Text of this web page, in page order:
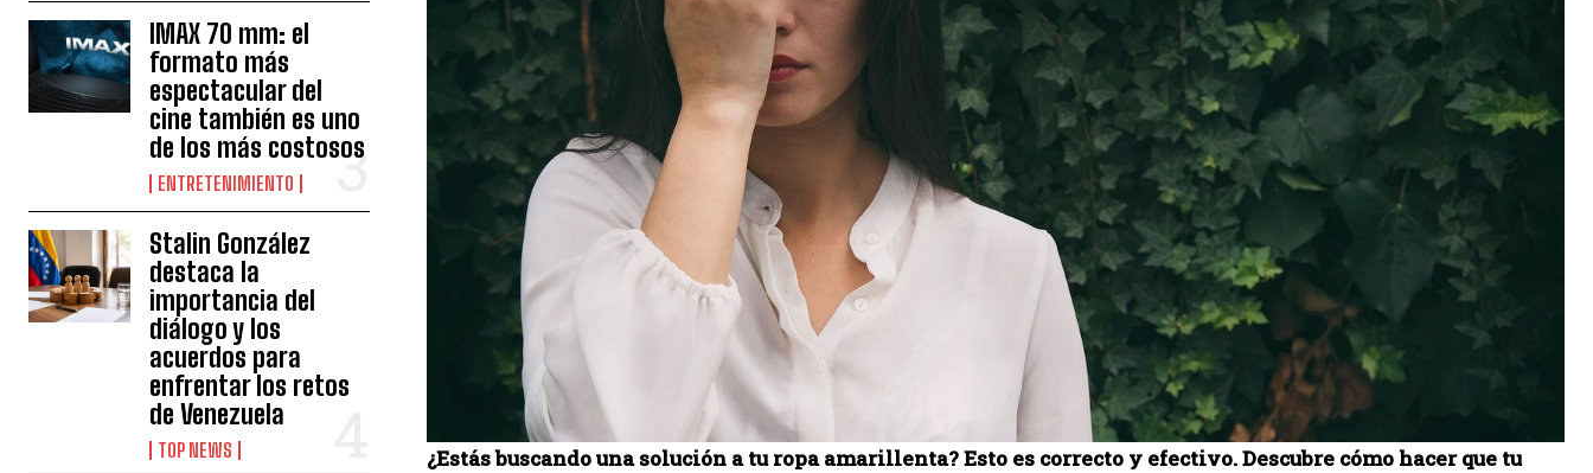
IMAX 70 mm: el
formato más
espectacular del
cine también es uno
de los más costosos
ENTRETENIMIENTO
Stalin González
destaca la
importancia del
diálogo y los
acuerdos para
enfrentar los retos
de Venezuela
TOP NEWS
¿Estás buscando una solución a tu ropa amarillenta? Esto es correcto y efectivo. Descubre cómo hacer que tu